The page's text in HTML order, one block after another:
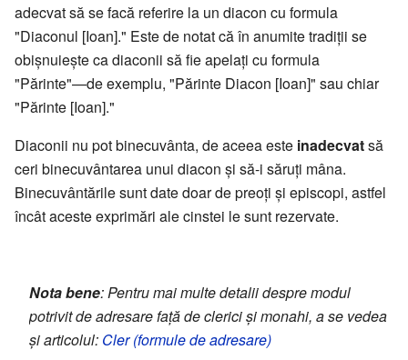
adecvat să se facă referire la un diacon cu formula
"Diaconul [Ioan]." Este de notat că în anumite tradiții se
obișnuiește ca diaconii să fie apelați cu formula
"Părinte"—de exemplu, "Părinte Diacon [Ioan]" sau chiar
"Părinte [Ioan]."
Diaconii nu pot binecuvânta, de aceea este inadecvatsă
ceri binecuvântarea unui diacon și să-i săruți mâna.
Binecuvântările sunt date doar de preoți și episcopi, astfel
încât aceste exprimări ale cinstei le sunt rezervate.
Nota bene: Pentru mai multe detalii despre modul
potrivit de adresare față de clerici și monahi, a se vedea
și articolul: Cler (formule de adresare)